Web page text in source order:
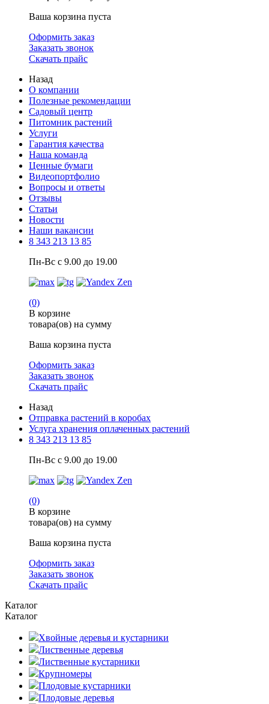
Ваша корзина пуста
Оформить заказ
Заказать звонок
Скачать прайс
Назад
О компании
Полезные рекомендации
Садовый центр
Питомник растений
Услуги
Гарантия качества
Наша команда
Ценные бумаги
Видеопортфолио
Вопросы и ответы
Отзывы
Статьи
Новости
Наши вакансии
8 343 213 13 85
Пн-Вс с 9.00 до 19.00
(0)
В корзине
товара(ов) на сумму
Ваша корзина пуста
Оформить заказ
Заказать звонок
Скачать прайс
Назад
Отправка растений в коробах
Услуга хранения оплаченных растений
8 343 213 13 85
Пн-Вс с 9.00 до 19.00
(0)
В корзине
товара(ов) на сумму
Ваша корзина пуста
Оформить заказ
Заказать звонок
Скачать прайс
Каталог
Каталог
Хвойные деревья и кустарники
Лиственные деревья
Лиственные кустарники
Крупномеры
Плодовые кустарники
Плодовые деревья